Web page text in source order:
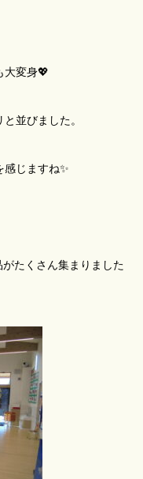
大変身💖
並びました。
じますね✨
たくさん集まりました